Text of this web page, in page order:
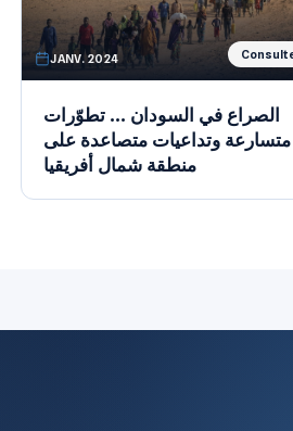
JANV. 2024
الصراع في السودان ... تطوّرات
متسارعة وتداعيات متصاعدة على
منطقة شمال أفريقيا